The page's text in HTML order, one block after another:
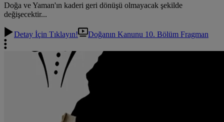
Doğa ve Yaman'ın kaderi geri dönüşü olmayacak şekilde
değişecektir...
Detay İçin Tıklayın! Doğanın Kanunu 10. Bölüm Fragman